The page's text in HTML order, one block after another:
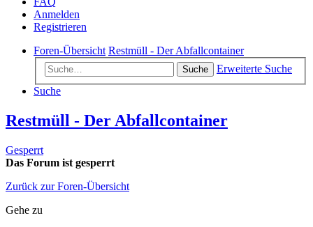
Anmelden
Registrieren
Foren-Übersicht Restmüll - Der Abfallcontainer
Suche
Erweiterte Suche
Suche
Restmüll - Der Abfallcontainer
Gesperrt
Das Forum ist gesperrt
Zurück zur Foren-Übersicht
Gehe zu